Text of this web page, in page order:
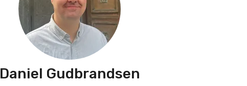
Daniel Gudbrandsen